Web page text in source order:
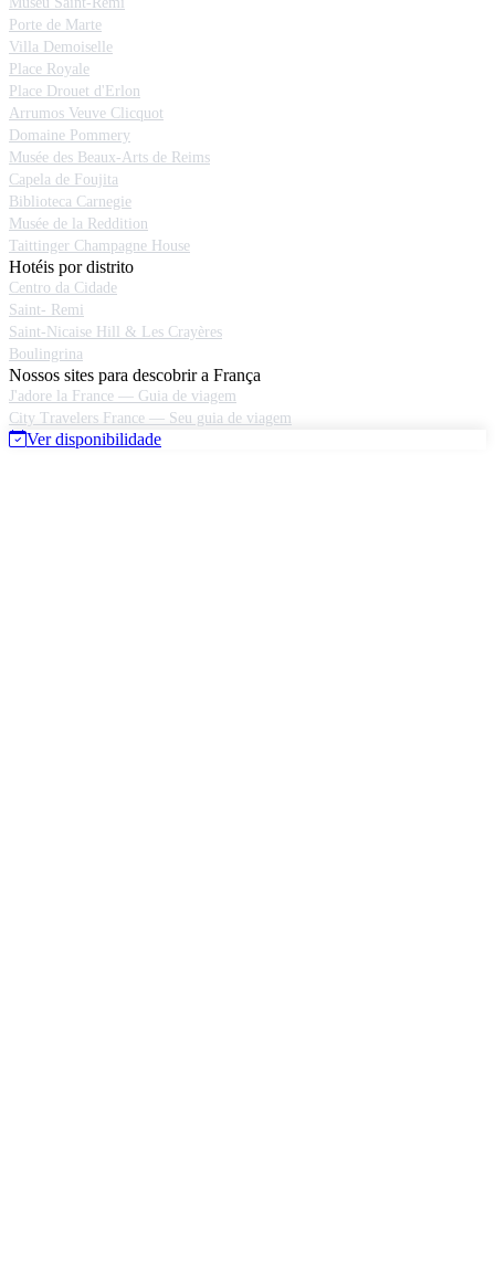
Porte de Marte
Villa Demoiselle
Place Royale
Place Drouet d'Erlon
Arrumos Veuve Clicquot
Domaine Pommery
Musée des Beaux-Arts de Reims
Capela de Foujita
Biblioteca Carnegie
Musée de la Reddition
Taittinger Champagne House
Hotéis por distrito
Centro da Cidade
Saint- Remi
Saint-Nicaise Hill & Les Crayères
Boulingrina
Nossos sites para descobrir a França
J'adore la France — Guia de viagem
City Travelers France — Seu guia de viagem
Ver disponibilidade